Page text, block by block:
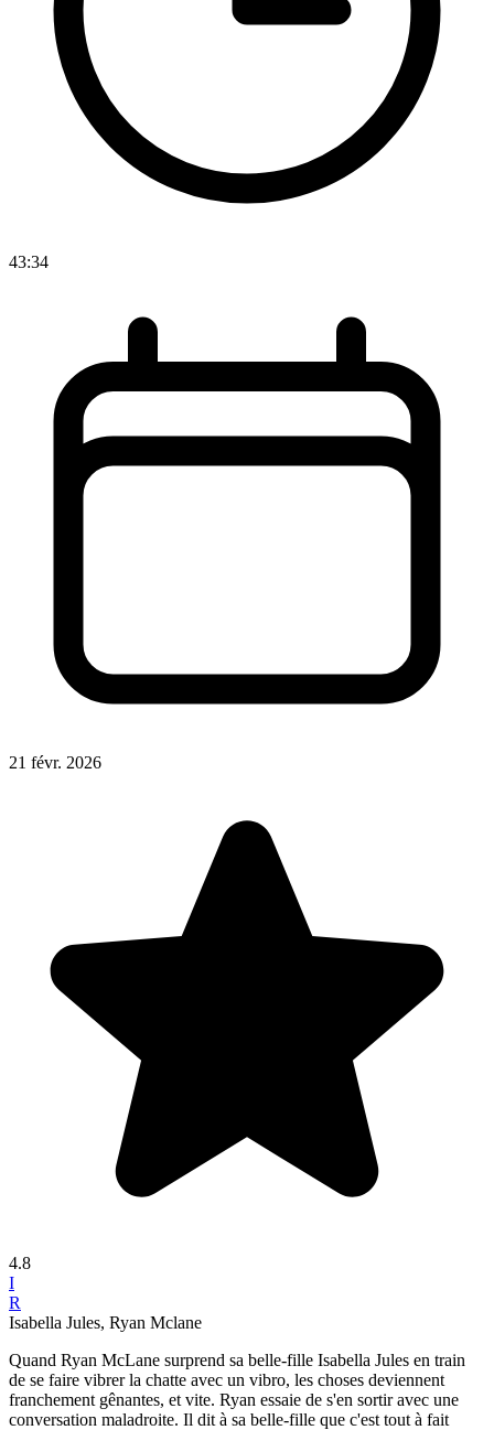
43:34
21 févr. 2026
4.8
I
R
Isabella Jules, Ryan Mclane
Quand Ryan McLane surprend sa belle-fille Isabella Jules en train
de se faire vibrer la chatte avec un vibro, les choses deviennent
franchement gênantes, et vite. Ryan essaie de s'en sortir avec une
conversation maladroite. Il dit à sa belle-fille que c'est tout à fait